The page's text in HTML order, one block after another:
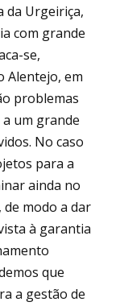
da Urgeiriça,
com grande
se,
Alentejo, em
problemas
um grande
No caso
para a
ainda no
modo a dar
à garantia
que
a gestão de